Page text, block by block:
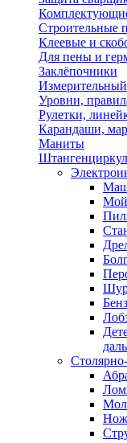
Строительные
Клеевые и
Для пены и
Заклёпочники
Уровни,
Рулетки,
Карандаши,
Маниты